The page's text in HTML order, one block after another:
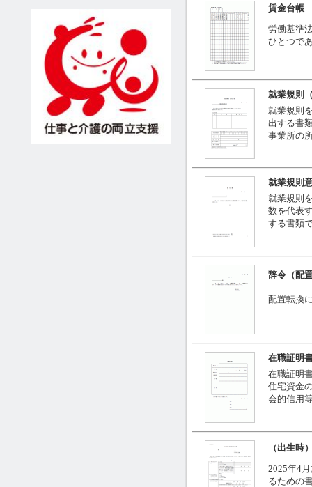
賃金台帳
労働基準
ひとつで
就業規則
就業規則
出する書
事業所の
就業規則
就業規則
数を代表
する書類
辞令（配
配置転換
在職証明
在職証明
住宅資金
会的信用
（出生時
2025年4
るための